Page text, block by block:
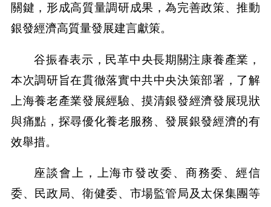
關鍵，形成高質量調研成果，為完善政策、推動
銀發經濟高質量發展建言獻策。
谷振春表示，民革中央長期關注康養產業，
本次調研旨在貫徹落實中共中央決策部署，了解
上海養老產業發展經驗、摸清銀發經濟發展現狀
與痛點，探尋優化養老服務、發展銀發經濟的有
效舉措。
座談會上，上海市發改委、商務委、經信
委、民政局、衛健委、市場監管局及太保集團等